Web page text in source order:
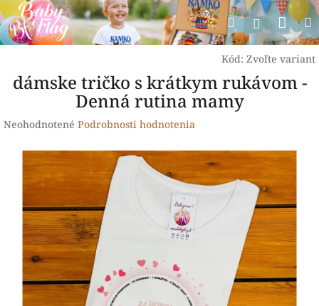
Prejsť
na
obsah
Hľadať
Kód: Zvoľte variant
dámske tričko s krátkym rukávom -
Denná rutina mamy
Priemerné
produktu
hviezdičiek.
Neohodnotené Podrobnosti hodnotenia